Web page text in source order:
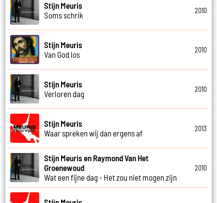
Stijn Meuris
Soms schrik
2010
Stijn Meuris
Van God los
2010
Stijn Meuris
Verloren dag
2010
Stijn Meuris
Waar spreken wij dan ergens af
2013
Stijn Meuris en Raymond Van Het
Groenewoud
Wat een fijne dag - Het zou niet mogen zijn
2010